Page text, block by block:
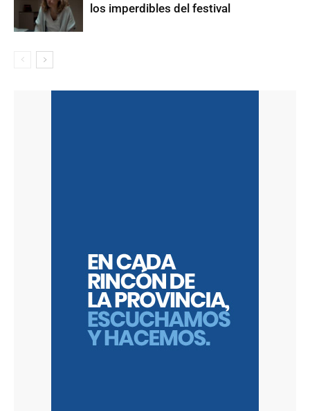
los imperdibles del festival